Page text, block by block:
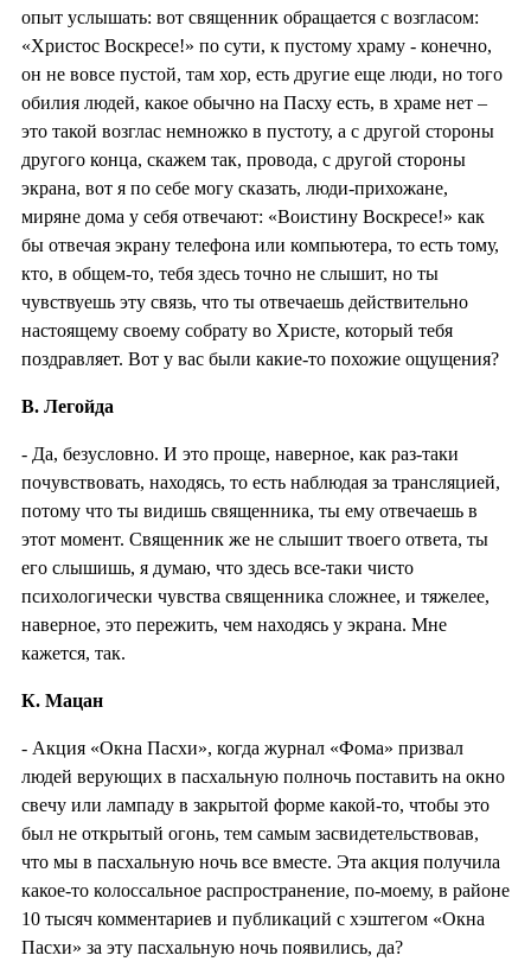
опыт услышать: вот священник обращается с возгласом:
«Христос Воскресе!» по сути, к пустому храму - конечно,
он не вовсе пустой, там хор, есть другие еще люди, но того
обилия людей, какое обычно на Пасху есть, в храме нет –
это такой возглас немножко в пустоту, а с другой стороны
другого конца, скажем так, провода, с другой стороны
экрана, вот я по себе могу сказать, люди-прихожане,
миряне дома у себя отвечают: «Воистину Воскресе!» как
бы отвечая экрану телефона или компьютера, то есть тому,
кто, в общем-то, тебя здесь точно не слышит, но ты
чувствуешь эту связь, что ты отвечаешь действительно
настоящему своему собрату во Христе, который тебя
поздравляет. Вот у вас были какие-то похожие ощущения?
В. Легойда
- Да, безусловно. И это проще, наверное, как раз-таки
почувствовать, находясь, то есть наблюдая за трансляцией,
потому что ты видишь священника, ты ему отвечаешь в
этот момент. Священник же не слышит твоего ответа, ты
его слышишь, я думаю, что здесь все-таки чисто
психологически чувства священника сложнее, и тяжелее,
наверное, это пережить, чем находясь у экрана. Мне
кажется, так.
К. Мацан
- Акция «Окна Пасхи», когда журнал «Фома» призвал
людей верующих в пасхальную полночь поставить на окно
свечу или лампаду в закрытой форме какой-то, чтобы это
был не открытый огонь, тем самым засвидетельствовав,
что мы в пасхальную ночь все вместе. Эта акция получила
какое-то колоссальное распространение, по-моему, в районе
10 тысяч комментариев и публикаций с хэштегом «Окна
Пасхи» за эту пасхальную ночь появились, да?